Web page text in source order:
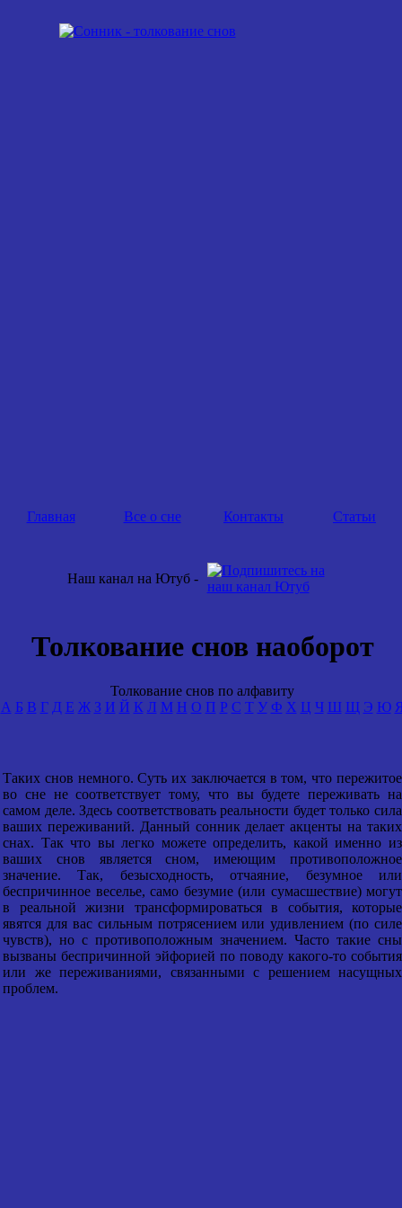
Главная Все о сне Контакты Статьи
Наш канал на Ютуб -
Толкование снов наоборот
Толкование снов по алфавиту
А Б В Г Д Е Ж З И Й К Л М Н О П Р С Т У Ф Х Ц Ч Ш Щ Э Ю
Таких снов немного. Суть их заключается в том, что пережитое
во сне не соответствует тому, что вы будете переживать на
самом деле. Здесь соответствовать реальности будет только сила
ваших переживаний. Данный сонник делает акценты на таких
снах. Так что вы легко можете определить, какой именно из
ваших снов является сном, имеющим противоположное
значение. Так, безысходность, отчаяние, безумное или
беспричинное веселье, само безумие (или сумасшествие) могут
в реальной жизни трансформироваться в события, которые
явятся для вас сильным потрясением или удивлением (по силе
чувств), но с противоположным значением. Часто такие сны
вызваны беспричинной эйфорией по поводу какого-то события
или же переживаниями, связанными с решением насущных
проблем.